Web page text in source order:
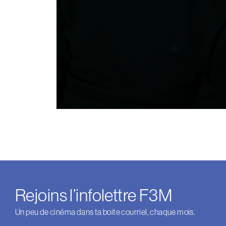
Rejoins l’infolettre F3M
Un peu de cinéma dans ta boite courriel, chaque mois.